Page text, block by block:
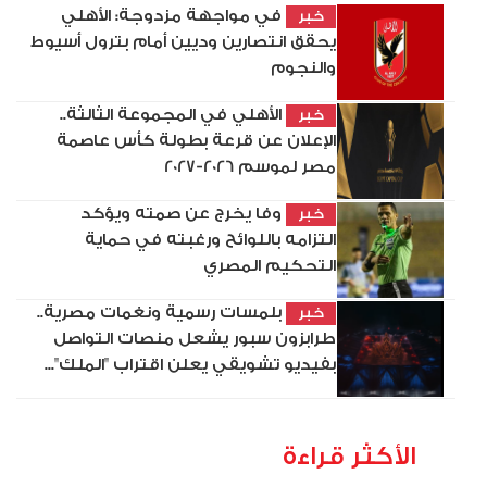
خبر
في مواجهة مزدوجة: الأهلي
يحقق انتصارين وديين أمام بترول أسيوط
والنجوم
خبر
الأهلي في المجموعة الثالثة..
الإعلان عن قرعة بطولة كأس عاصمة
مصر لموسم 2026-2027
خبر
وفا يخرج عن صمته ويؤكد
التزامه باللوائح ورغبته في حماية
التحكيم المصري
خبر
بلمسات رسمية ونغمات مصرية..
طرابزون سبور يشعل منصات التواصل
بفيديو تشويقي يعلن اقتراب "الملك"...
الأكثر قراءة